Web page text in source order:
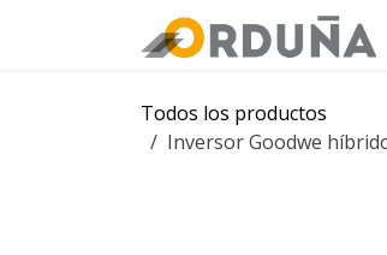
Todos los productos
Inversor Goodwe